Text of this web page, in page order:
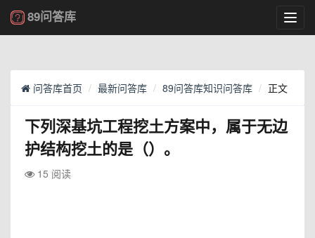
89问答库
问答库首页 最新问答库 89问答库知识问答库 正文
下列深基坑工程挖土方案中，属于无边
护结构挖土的是（）。
15 阅读